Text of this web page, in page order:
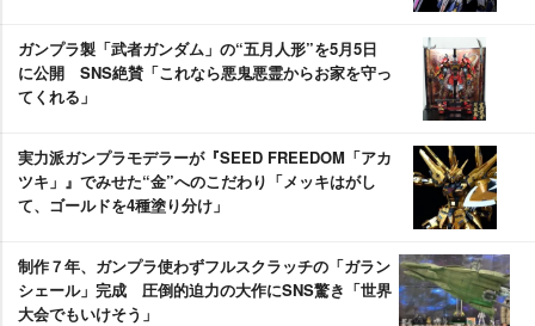
ガンプラ製「武者ガンダム」の“五月人形”を5月5日
に公開 SNS絶賛「これなら悪鬼悪霊からお家を守っ
てくれる」
実力派ガンプラモデラーが『SEED FREEDOM「アカ
ツキ」』でみせた“金”へのこだわり「メッキはがし
て、ゴールドを4種塗り分け」
制作７年、ガンプラ使わずフルスクラッチの「ガラン
シェール」完成 圧倒的迫力の大作にSNS驚き「世界
大会でもいけそう」